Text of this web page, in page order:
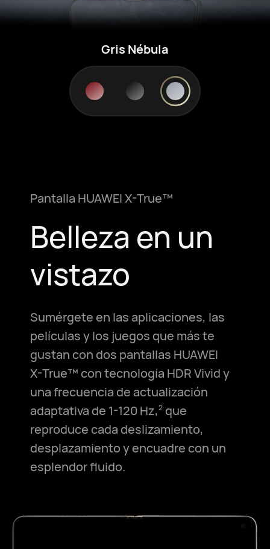
Gris Nébula
Pantalla HUAWEI X-True™
Belleza en un
vistazo
Sumérgete en las aplicaciones, las
películas y los juegos que más te
gustan con dos pantallas HUAWEI
X-True™con tecnología HDR Vivid y
una frecuencia de actualización
adaptativade 1-120 Hz,2que
reproduce cada deslizamiento,
desplazamiento y encuadre con un
esplendor fluido.